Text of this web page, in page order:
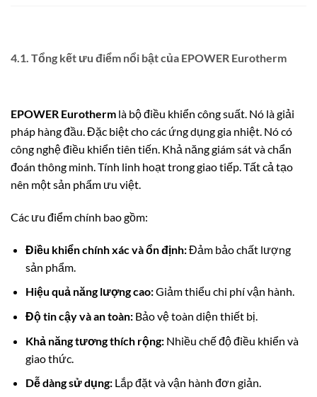
4.1. Tổng kết ưu điểm nổi bật của EPOWER Eurotherm
EPOWER Eurotherm là bộ điều khiển công suất. Nó là giải
pháp hàng đầu. Đặc biệt cho các ứng dụng gia nhiệt. Nó có
công nghệ điều khiển tiên tiến. Khả năng giám sát và chẩn
đoán thông minh. Tính linh hoạt trong giao tiếp. Tất cả tạo
nên một sản phẩm ưu việt.
Các ưu điểm chính bao gồm:
Điều khiển chính xác và ổn định:Đảm bảo chất lượng
sản phẩm.
Hiệu quả năng lượng cao:Giảm thiểu chi phí vận hành.
Độ tin cậy và an toàn:Bảo vệ toàn diện thiết bị.
Khả năng tương thích rộng:Nhiều chế độ điều khiển và
giao thức.
Dễ dàng sử dụng:Lắp đặt và vận hành đơn giản.